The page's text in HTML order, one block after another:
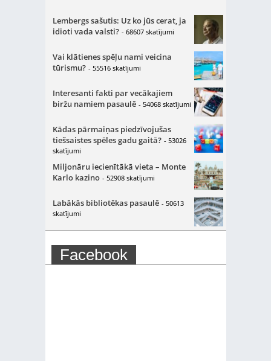
Lembergs sašutis: Uz ko jūs cerat, ja
idioti vada valsti? - 68607 skatījumi
Vai klātienes spēļu nami veicina
tūrismu? - 55516 skatījumi
Interesanti fakti par vecākajiem
biržu namiem pasaulē - 54068 skatījumi
Kādas pārmaiņas piedzīvojušas
tiešsaistes spēles gadu gaitā? - 53026
skatījumi
Miljonāru iecienītākā vieta – Monte
Karlo kazino - 52908 skatījumi
Labākās bibliotēkas pasaulē - 50613
skatījumi
Facebook